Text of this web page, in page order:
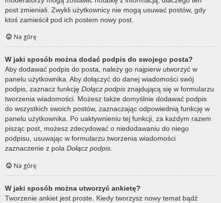
post zmieniali. Zwykli użytkownicy nie mogą usuwać postów, gdy
ktoś zamieścił pod ich postem nowy post.
Na górę
W jaki sposób można dodać podpis do swojego posta?
Aby dodawać podpis do posta, należy go najpierw utworzyć w
panelu użytkownika. Aby dołączyć do danej wiadomości swój
podpis, zaznacz funkcję Dołącz podpis znajdującą się w formularzu
tworzenia wiadomości. Możesz także domyślnie dodawać podpis
do wszystkich swoich postów, zaznaczając odpowiednią funkcję w
panelu użytkownika. Po uaktywnieniu tej funkcji, za każdym razem
pisząc post, możesz zdecydować o niedodawaniu do niego
podpisu, usuwając w formularzu tworzenia wiadomości
zaznaczenie z pola Dołącz podpis.
Na górę
W jaki sposób można utworzyć ankietę?
Tworzenie ankiet jest proste. Kiedy tworzysz nowy temat bądź